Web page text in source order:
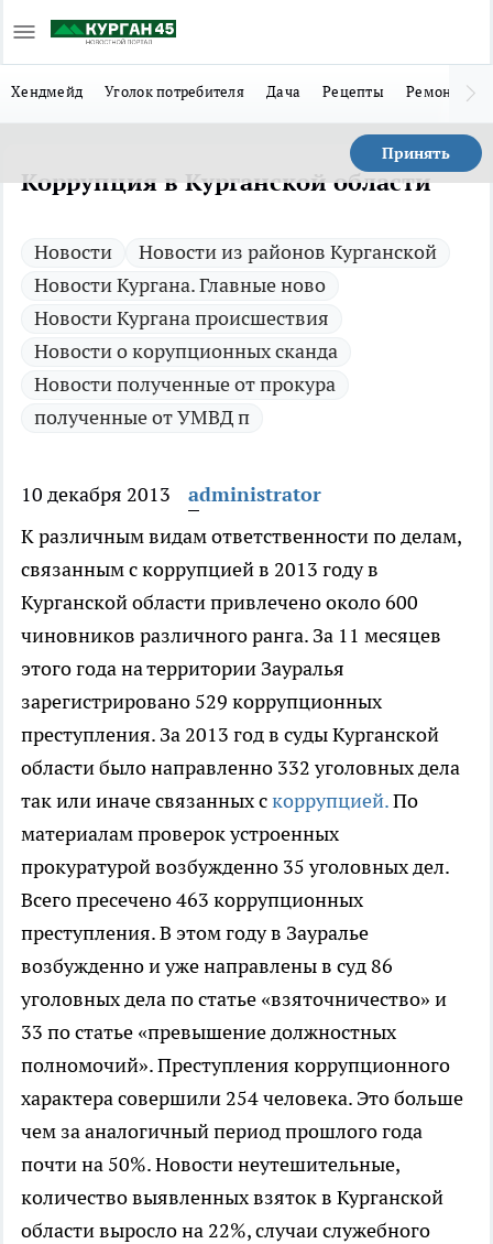
Хендмейд Уголок потребителя Дача Рецепты Ремонт
Принять
Коррупция в Курганской области
Новости
Новости из районов Курганской
Новости Кургана. Главные ново
Новости Кургана происшествия
Новости о корупционных сканда
Новости полученные от прокура
полученные от УМВД п
10 декабря 2013
administrator
К различным видам ответственности по делам,
связанным с коррупцией в 2013 году в
Курганской области привлечено около 600
чиновников различного ранга. За 11 месяцев
этого года на территории Зауралья
зарегистрировано 529 коррупционных
преступления. За 2013 год в суды Курганской
области было направленно 332 уголовных дела
так или иначе связанных скоррупцией.По
материалам проверок устроенных
прокуратурой возбужденно 35 уголовных дел.
Всего пресечено 463 коррупционных
преступления. В этом году в Зауралье
возбужденно и уже направлены в суд 86
уголовных дела по статье «взяточничество» и
33 по статье «превышение должностных
полномочий». Преступления коррупционного
характера совершили 254 человека. Это больше
чем за аналогичный период прошлого года
почти на 50%. Новости неутешительные,
количество выявленных взяток в Курганской
области выросло на 22%, случаи служебного